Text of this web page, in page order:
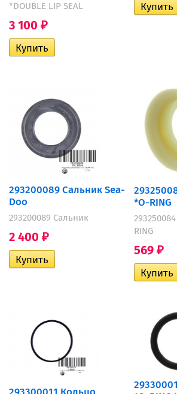
*DOUBLE LIP SEAL
3 100 ₽
293200089 Сальник Sea-
Doo
293200089 Сальник
2 400 ₽
*O-RING
293250084
RING
569 ₽